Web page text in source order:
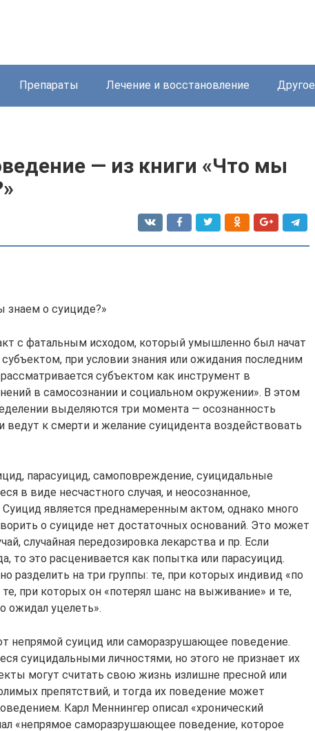
Препараты Лечение и восстановление Другое
— из книги «Что мы
знаем о суициде?»
с фатальным исходом, который умышленно был начат
при условии знания или ожидания последним
субъектом как инструмент в
в самосознании и социальном окружении». В этом
выделяются три момента — осознанность
ведут к смерти и желание суицидента воздействовать
парасуицид, самоповреждение, суицидальные
в виде несчастного случая, и неосознанное,
Суицид является преднамеренным актом, однако много
о суициде нет достаточных оснований. Это может
случайная передозировка лекарства и пр. Если
то это расценивается как попытка или парасуицид.
разделить на три группы: те, при которых индивид «по
при которых он «потерял шанс на выживание» и те,
ожидал уцелеть».
непрямой суицид или саморазрушающее поведение.
суицидальными личностями, но этого не признает их
могут считать свою жизнь излишне пресной или
препятствий, и тогда их поведение может
Карл Меннингер описал «хронический
«непрямое саморазрушающее поведение, которое